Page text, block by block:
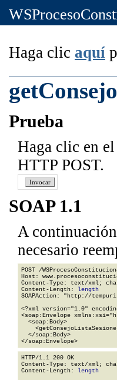
Haga clic aquí
Prueba
Haga clic en
HTTP POST.
SOAP 1.1
A
necesario
POST /
Host:
Content-Type: text/xml;
Content-Length: length
SOAPAction: "http://
<?xml version="1.0"
<soap:Envelope
  <soap:Body>
  </soap:Body>
</soap:Envelope>
HTTP/1.1 200 OK
Content-Type: text/xml;
Content-Length: length